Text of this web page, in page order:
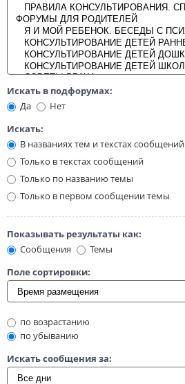
Искать в подфорумах:
Да
Нет
Искать:
В названиях тем и текстах сообщений
Только в текстах сообщений
Только по названию темы
Только в первом сообщении темы
Показывать результаты как:
Сообщения
Темы
Поле сортировки:
по возрастанию
по убыванию
Искать сообщения за: